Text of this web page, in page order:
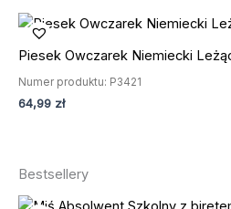
Piesek Owczarek Niemiecki
Numer produktu: P3421
64,99 zł
Bestsellery